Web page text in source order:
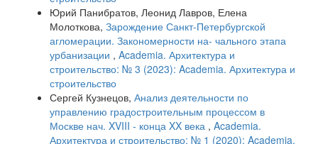
Юрий Панибратов, Леонид Лавров, Елена
Молоткова, Зарождение Санкт-Петербургской
агломерации. Закономерности на- чального этапа
урбанизации , Academia. Архитектура и
строительство: № 3 (2023): Academia. Архитектура и
строительство
Сергей Кузнецов, Анализ деятельности по
управлению градостроительным процессом в
Москве нач. XVIII - конца XX века , Academia.
Архитектура и строительство: № 1 (2020): Academia.